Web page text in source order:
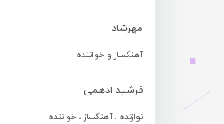
مهرشاد
آهنگساز و خواننده
فرشید ادهمی
نوازنده ، آهنگساز ، خواننده